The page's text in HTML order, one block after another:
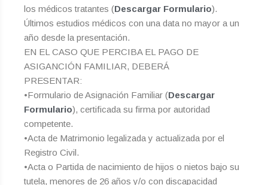
los médicos tratantes (Descargar Formulario).
Últimos estudios médicos con una data no mayor a un
año desde la presentación.
EN EL CASO QUE PERCIBA EL PAGO DE
ASIGANCIÓN FAMILIAR, DEBERÁ
PRESENTAR:
•Formulario de Asignación Familiar (Descargar
Formulario), certificada su firma por autoridad
competente.
•Acta de Matrimonio legalizada y actualizada por el
Registro Civil.
•Acta o Partida de nacimiento de hijos o nietos bajo su
tutela, menores de 26 años y/o con discapacidad